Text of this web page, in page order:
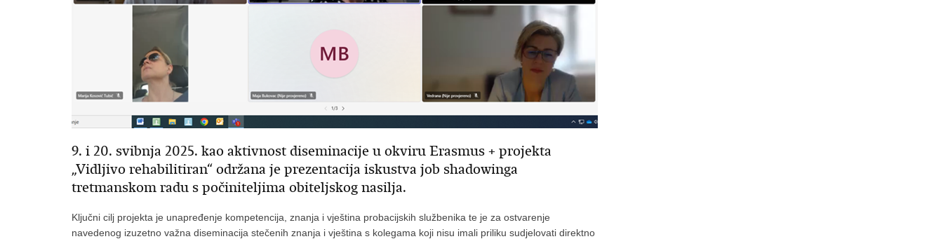
9. i 20. svibnja 2025. kao aktivnost diseminacije u okviru Erasmus + projekta
„Vidljivo rehabilitiran“ održana je prezentacija iskustva job shadowinga
tretmanskom radu s počiniteljima obiteljskog nasilja.
Ključni cilj projekta je unapređenje kompetencija, znanja i vještina probacijskih službenika te je za ostvarenje
navedenog izuzetno važna diseminacija stečenih znanja i vještina s kolegama koji nisu imali priliku sudjelovati direktno